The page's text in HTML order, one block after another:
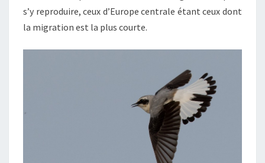
s’y reproduire, ceux d’Europe centrale étant ceux dont
la migration est la plus courte.